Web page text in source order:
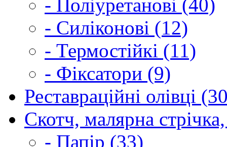
- Поліуретанові (40)
- Силіконові (12)
- Термостійкі (11)
- Фіксатори (9)
Реставраційні олівці
Скотч, малярна
- Папір (33)